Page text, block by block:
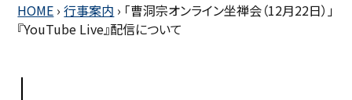
HOME › 行事案内 ›
『YouTube Live』配信について